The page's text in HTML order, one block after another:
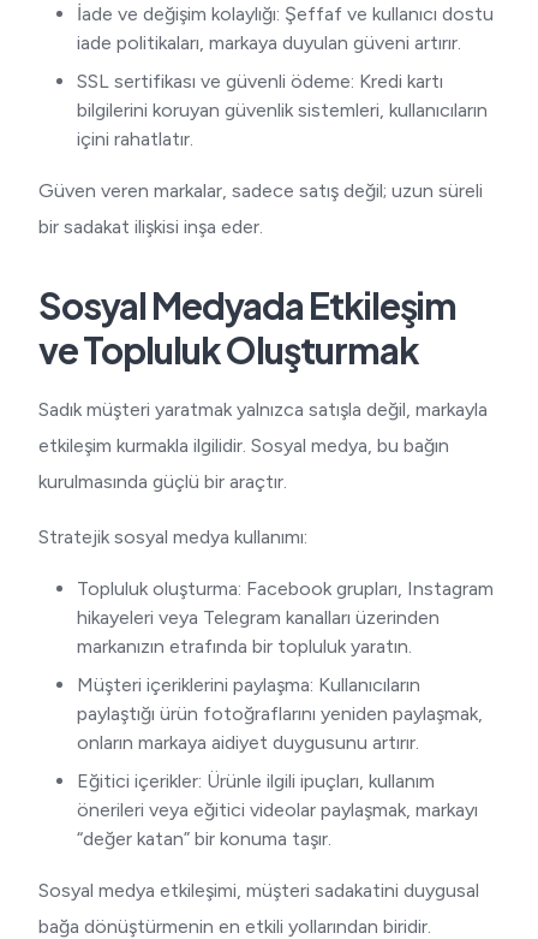
İade ve değişim kolaylığı: Şeffaf ve kullanıcı dostu
iade politikaları, markaya duyulan güveni artırır.
SSL sertifikası ve güvenli ödeme: Kredi kartı
bilgilerini koruyan güvenlik sistemleri, kullanıcıların
içini rahatlatır.
Güven veren markalar, sadece satış değil; uzun süreli
bir sadakat ilişkisi inşa eder.
Sosyal Medyada Etkileşim
ve Topluluk Oluşturmak
Sadık müşteri yaratmak yalnızca satışla değil, markayla
etkileşim kurmakla ilgilidir. Sosyal medya, bu bağın
kurulmasında güçlü bir araçtır.
Stratejik sosyal medya kullanımı:
Topluluk oluşturma: Facebook grupları, Instagram
hikayeleri veya Telegram kanalları üzerinden
markanızın etrafında bir topluluk yaratın.
Müşteri içeriklerini paylaşma: Kullanıcıların
paylaştığı ürün fotoğraflarını yeniden paylaşmak,
onların markaya aidiyet duygusunu artırır.
Eğitici içerikler: Ürünle ilgili ipuçları, kullanım
önerileri veya eğitici videolar paylaşmak, markayı
“değer katan” bir konuma taşır.
Sosyal medya etkileşimi, müşteri sadakatini duygusal
bağa dönüştürmenin en etkili yollarından biridir.